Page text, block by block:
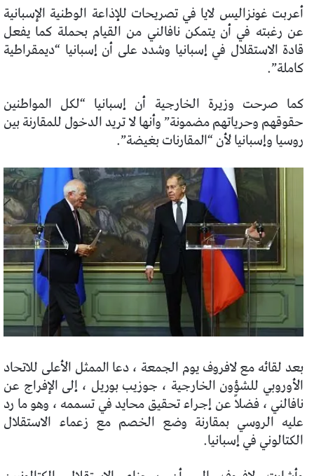
أعربت غونزاليس لايا في تصريحات للإذاعة الوطنية الإسبانية
عن رغبته في أن يتمكن نافالني من القيام بحملة كما يفعل
قادة الاستقلال في إسبانيا وشدد على أن إسبانيا “ديمقراطية
كاملة”.
كما صرحت وزيرة الخارجية أن إسبانيا “لكل المواطنين
حقوقهم وحرياتهم مضمونة” وأنها لا تريد الدخول للمقارنة بين
روسيا وإسبانيا لأن “المقارنات بغيضة”.
بعد لقائه مع لافروف يوم الجمعة ، دعا الممثل الأعلى للاتحاد
الأوروبي للشؤون الخارجية ، جوزيب بوريل ، إلى الإفراج عن
نافالني ، فضلاً عن إجراء تحقيق محايد في تسممه ، وهو ما رد
عليه الروسي بمقارنة وضع الخصم مع زعماء الاستقلال
الكتالوني في إسبانيا.